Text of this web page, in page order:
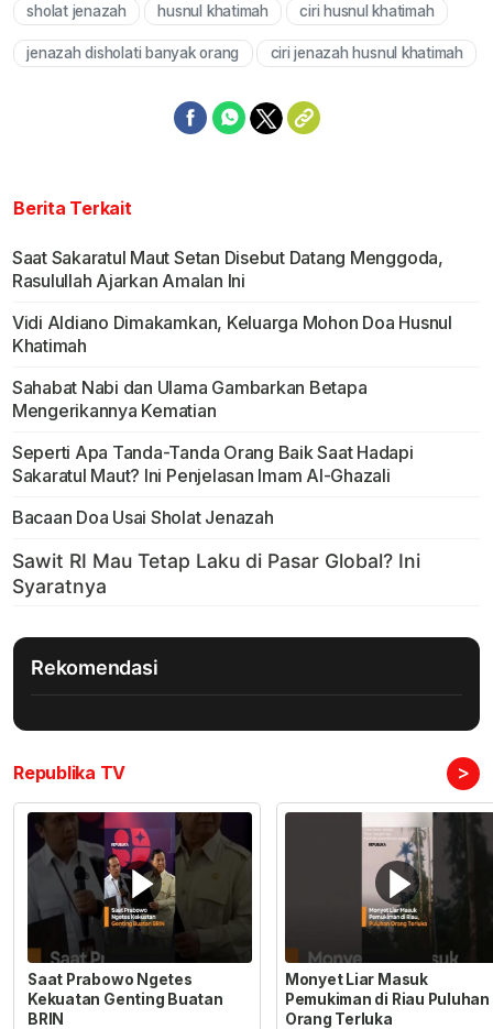
Mute
sholat jenazah husnul khatimah ciri husnul khatimah
jenazah disholati banyak orang ciri jenazah husnul khatimah
Berita Terkait
Saat Sakaratul Maut Setan Disebut Datang Menggoda,
Rasulullah Ajarkan Amalan Ini
Vidi Aldiano Dimakamkan, Keluarga Mohon Doa Husnul
Khatimah
Sahabat Nabi dan Ulama Gambarkan Betapa
Mengerikannya Kematian
Seperti Apa Tanda-Tanda Orang Baik Saat Hadapi
Sakaratul Maut? Ini Penjelasan Imam Al-Ghazali
Bacaan Doa Usai Sholat Jenazah
Rekomendasi
Republika TV >
Saat Prabowo Ngetes
Kekuatan Genting Buatan
BRIN
Monyet Liar Masuk
Pemukiman di Riau Puluhan
Orang Terluka